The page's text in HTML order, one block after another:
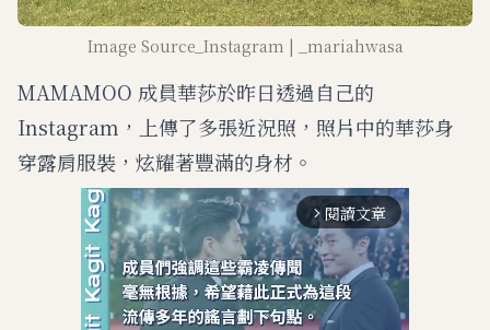
Image Source_Instagram | _mariahwasa
MAMAMOO 成員華莎於昨日透過自己的
Instagram，上傳了多張近況照，照片中的華莎身
穿露肩服裝，炫耀著豐滿的身材。
arrow_forward_ios 閱讀文章